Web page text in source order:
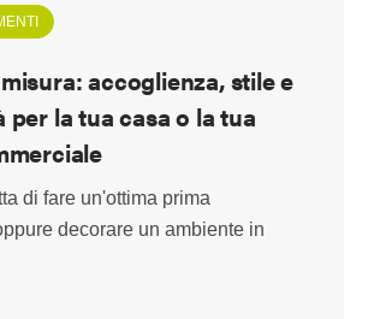
accoglienza, stile e
per la tua casa o la tua
di fare un'ottima prima
decorare un ambiente in